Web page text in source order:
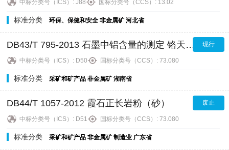
中标分类号（ICS）:J88 国标分类号（CCS）: 13.02
标准分类 环保、保健和安全 非金属矿 河北省
DB43/T 795-2013 石墨中铝含量的测定 铬天青-S分光光度法
中标分类号（ICS）: D50 国标分类号（CCS）:73.080
标准分类 采矿和矿产品 非金属矿 湖南省
现行
DB44/T 1057-2012 霞石正长岩粉（砂）
中标分类号（ICS）: D51 国标分类号（CCS）:73.080
标准分类 采矿和矿产品 非金属矿 制造业 广东省
废止